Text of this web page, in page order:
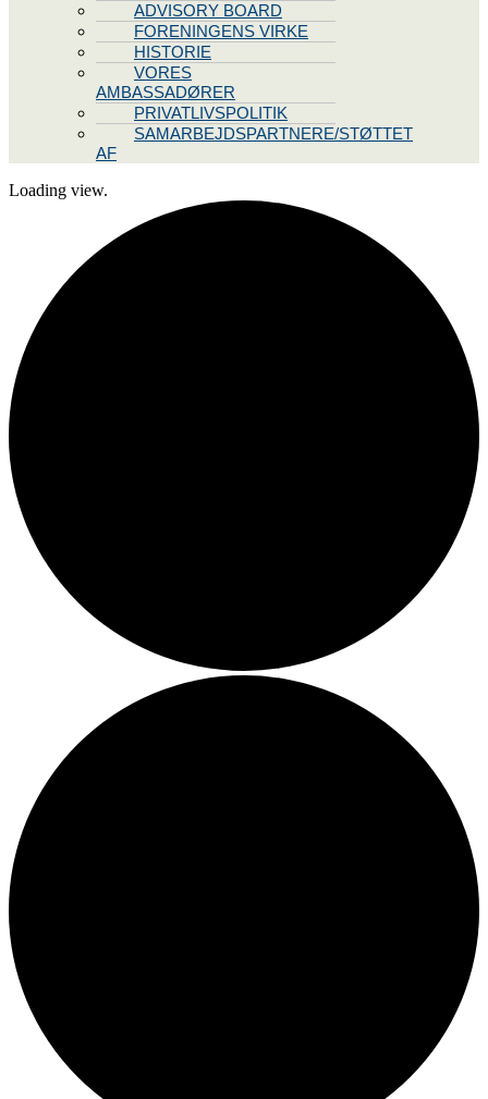
ADVISORY BOARD
FORENINGENS VIRKE
HISTORIE
VORES
AMBASSADØRER
PRIVATLIVSPOLITIK
SAMARBEJDSPARTNERE/STØTTET
AF
Loading view.